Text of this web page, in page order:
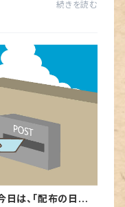
続きを読む
は、「配布の日」と